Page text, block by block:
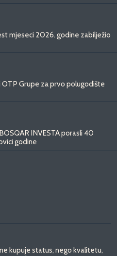
mjeseci 2026. godine zabilježio
Grupe za prvo polugodište
INVESTA porasli 40
godine
kupuje status, nego kvalitetu,